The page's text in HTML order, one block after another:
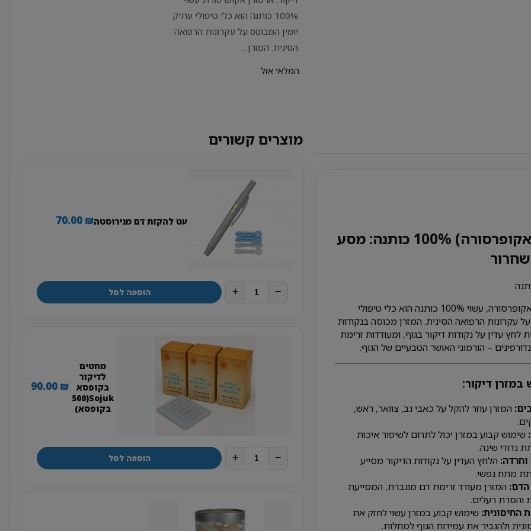
100% כותנה הוא כלי טיפולי עתיק
יומין המבוסס על עקרונות הרפואה
הסינית. המזרן…
המלאי אזל
מזרן דיקור (אקופרסורה) 100% כותנה: מסע
מזרן דיקור, או מזרן אקופרסורה, עשוי 100% כותנה הוא כלי טיפולי
עקרונות הרפואה הסינית. המזרן מכוסה בנקודות
עדין על נקודות דיקור בגוף, ומעודדות זרימת
– הורמוני האושר הטבעיים של הגוף.
במזרן דיקור:
המזרן עוזר להקל על כאבי גב, צוואר, ראש,
שימוש קבוע במזרן יכול לתרום לשיפור איכות
נדודי שינה.
הלחץ העדין על נקודות הדיקור מסייע
מתח נפשי.
הדם: המזרן מעודד זרימת דם מוגברת, המסייעת
והסרת רעלים.
החיסונית: שימוש קבוע במזרן עשוי לחזק את
ולהגביר את עמידות הגוף למחלות.
מוצרים קשורים
עט להקזת דם מנירוסטה 70.00 ₪
−
+ הוספה לסל
מחטים
לדיקור
בקופסא
Sojuk(500
בקופסא)
90.00 ₪
−
+ הוספה לסל